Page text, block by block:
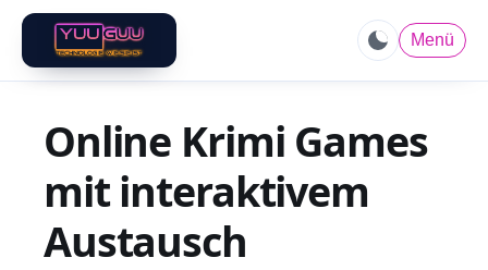
Menü
Online Krimi Games
mit interaktivem
Austausch